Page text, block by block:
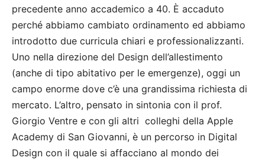
precedente anno accademico a 40. È accaduto
perché abbiamo cambiato ordinamento ed abbiamo
introdotto due curricula chiari e professionalizzanti.
Uno nella direzione del Design dell’allestimento
(anche di tipo abitativo per le emergenze), oggi un
campo enorme dove c’è una grandissima richiesta di
mercato. L’altro, pensato in sintonia con il prof.
Giorgio Ventre e con gli altri colleghi della Apple
Academy di San Giovanni, è un percorso in Digital
Design con il quale si affacciano al mondo dei